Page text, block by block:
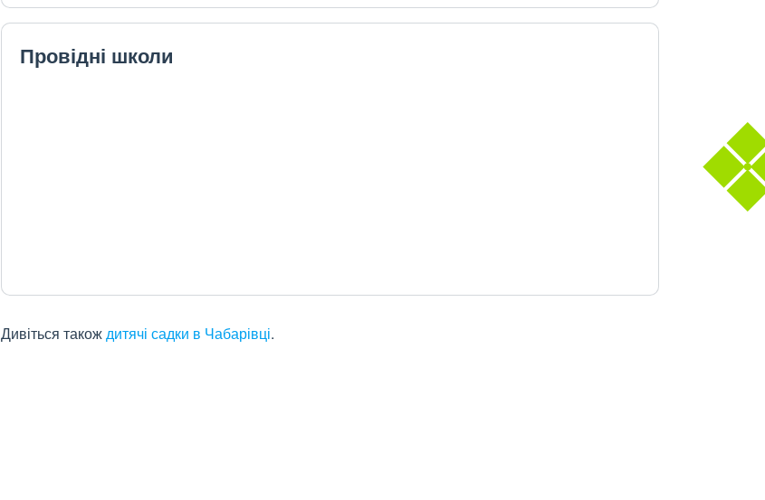
Провідні школи
Дивіться такождитячі садки в Чабарівці.